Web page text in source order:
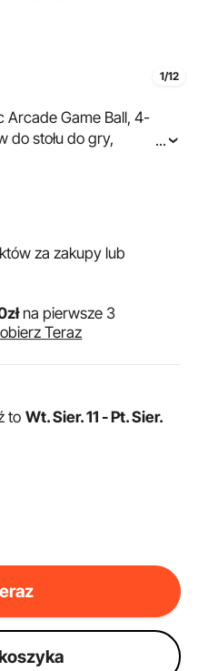
1/12
Arcade Game Ball, 4-
do stołu do gry,
idealne do gier
...
za zakupy lub
złna pierwsze 3
Teraz
to Wt. Sier. 11 - Pt. Sier.